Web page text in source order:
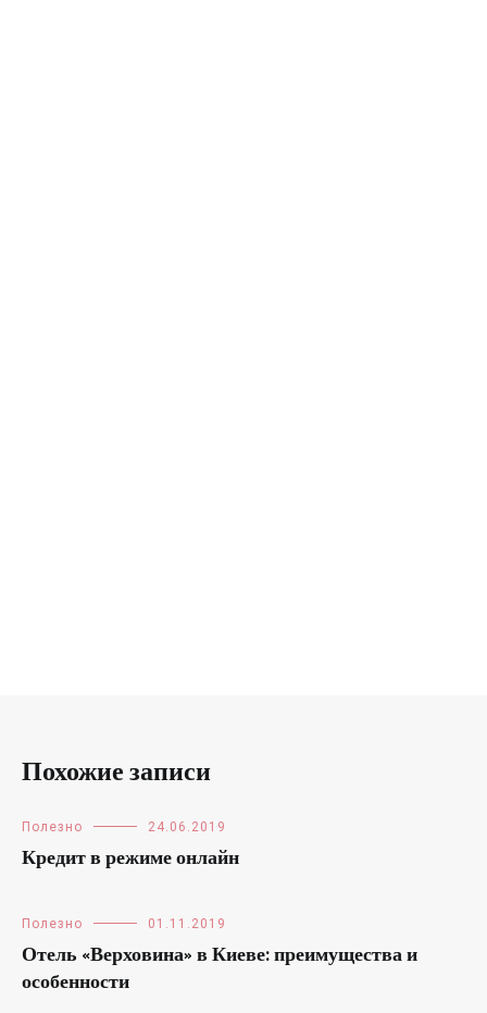
Похожие записи
Полезно 24.06.2019
Кредит в режиме онлайн
Полезно 01.11.2019
Отель «Верховина» в Киеве: преимущества и
особенности